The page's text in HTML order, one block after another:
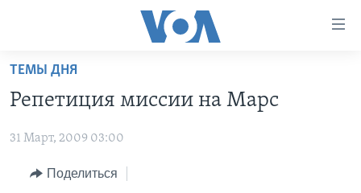
Перейти
основной
Перейти
ПРОГРАММЫ
АМЕРИКА
НОВОСТИ ЗА МИНУТУ
ПРОЕКТЫ
УЧИМ АНГЛИЙСКИЙ
ЭКСПЕРТИЗА
ТЕМЫ ДНЯ
Репетиция миссии на Марс
31 Март, 2009 03:00
Поделиться